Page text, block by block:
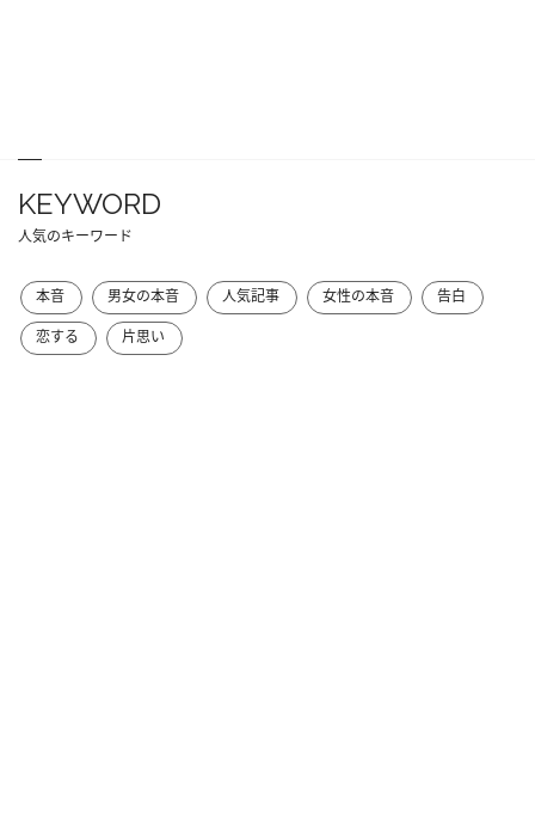
KEYWORD
人気のキーワード
本音 男女の本音 人気記事 女性の本音
告白
恋する
片思い